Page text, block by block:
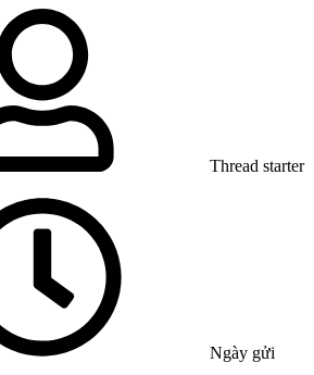
Thread starter
Ngày gửi